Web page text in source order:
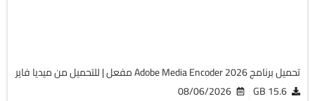
تحميل برنامج Adobe Media Encoder 2026 مفعل | للتحميل من ميديا فاير
15.6 GB
08/06/2026